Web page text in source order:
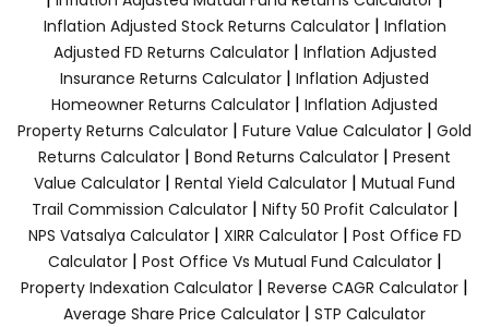
Inflation Adjusted Stock Returns Calculator| Inflation
Adjusted FD Returns Calculator| Inflation Adjusted
Insurance Returns Calculator | Inflation Adjusted
Homeowner Returns Calculator | Inflation Adjusted
Property Returns Calculator | Future Value Calculator | Gold
Returns Calculator | Bond Returns Calculator | Present
Value Calculator | Rental Yield Calculator | Mutual Fund
Trail Commission Calculator| Nifty 50 Profit Calculator|
NPS Vatsalya Calculator| XIRR Calculator| Post Office FD
Calculator| Post Office Vs Mutual Fund Calculator|
Property Indexation Calculator | Reverse CAGR Calculator |
Average Share Price Calculator | STP Calculator